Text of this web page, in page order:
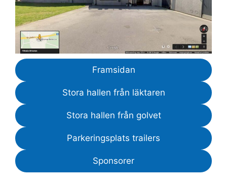
Framsidan
Stora hallen från läktaren
Stora hallen från golvet
Parkeringsplats trailers
Sponsorer